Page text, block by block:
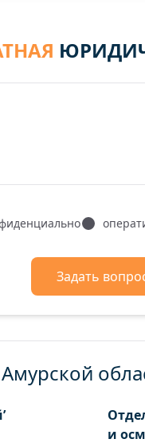
Задать
и